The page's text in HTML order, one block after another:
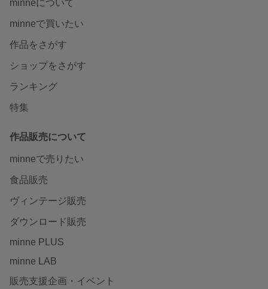
minneについて
minneで買いたい
作品をさがす
ショップをさがす
ランキング
特集
作品販売について
minneで売りたい
食品販売
ヴィンテージ販売
ダウンロード販売
minne PLUS
minne LAB
販売支援企画・イベント